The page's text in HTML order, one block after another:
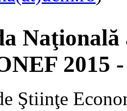
2015
Ştiinţe